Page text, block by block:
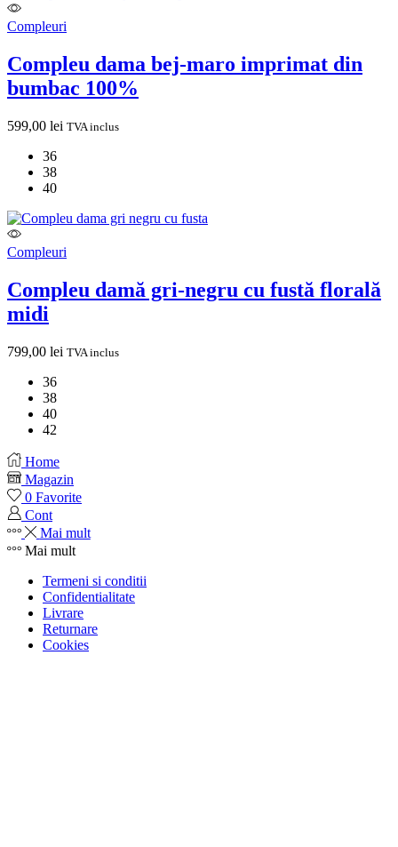
Compleuri
Compleu dama bej-maro imprimat din
bumbac 100%
599,00 lei TVA inclus
36
38
40
Compleuri
Compleu damă gri-negru cu fustă florală
midi
799,00 lei TVA inclus
36
38
40
42
Home
Magazin
0 Favorite
Cont
Mai mult
Mai mult
Termeni si conditii
Confidentialitate
Livrare
Returnare
Cookies